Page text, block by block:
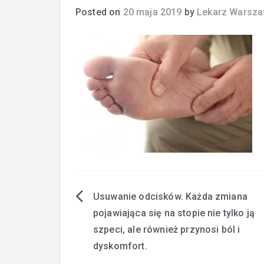
Posted on 20 maja 2019 by Lekarz
Nawigacja
wpisu
Usuwanie odcisków. Każda zmiana
pojawiająca się na stopie nie tylko ją
szpeci, ale również przynosi ból i
dyskomfort.